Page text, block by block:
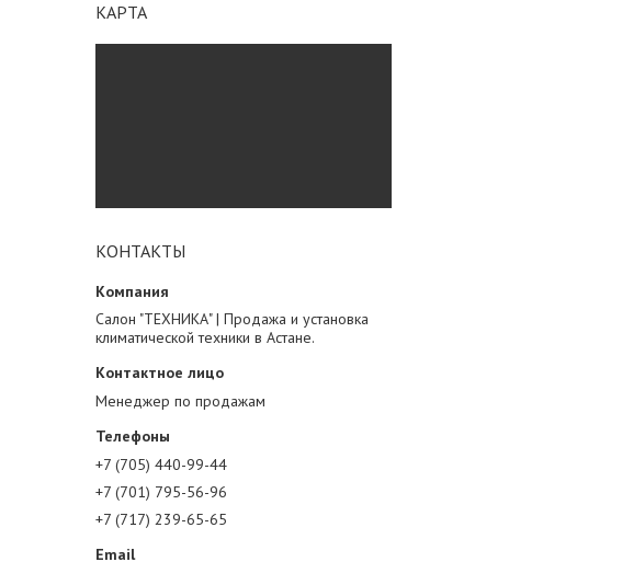
КАРТА
КОНТАКТЫ
Салон "ТЕХНИКА" | Продажа и установка
климатической техники в Астане.
Менеджер по продажам
+7 (705) 440-99-44
+7 (701) 795-56-96
+7 (717) 239-65-65